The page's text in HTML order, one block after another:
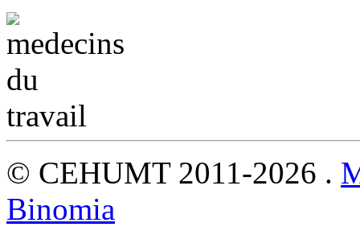
© CEHUMT 2011-2026 .
Binomia